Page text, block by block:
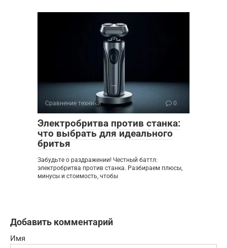
Сравнение техники 0
Электробритва против станка:
что выбрать для идеального
бритья
Забудьте о раздражении! Честный баттл:
электробритва против станка. Разбираем плюсы,
минусы и стоимость, чтобы
Добавить комментарий
Имя